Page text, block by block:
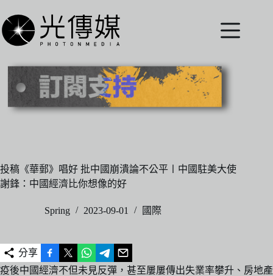
至
主
內
投稿《華郵》唱好 批中國崩潰論不公平〡中國駐美大使
謝鋒：中國經濟比你想像的好
Spring 2023-09-01 國際
分享
疫後中國經濟不但未見反彈，甚至屢屢傳出失業率攀升、房地產